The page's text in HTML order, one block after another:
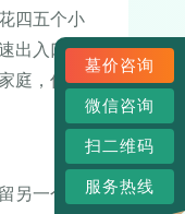
四五个小
出入口，
庭，优先
另一个穴
墓价咨询
微信咨询
扫二维码
服务热线